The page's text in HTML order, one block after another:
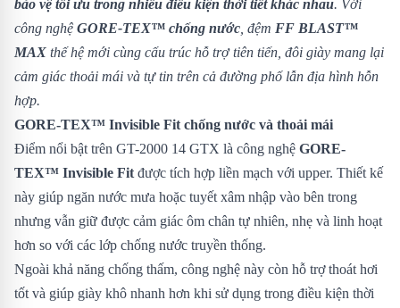
bảo vệ tối ưu trong nhiều điều kiện thời tiết khác nhau. Với
công nghệ GORE-TEX™ chống nước , đệm FF BLAST™
MAX thế hệ mới cùng cấu trúc hỗ trợ tiên tiến, đôi giày mang lại
cảm giác thoải mái và tự tin trên cả đường phố lẫn địa hình hỗn
hợp.
GORE-TEX™ Invisible Fit chống nước và thoải mái
Điểm nổi bật trên GT-2000 14 GTX là công nghệ GORE-
TEX™ Invisible Fit được tích hợp liền mạch với upper. Thiết kế
này giúp ngăn nước mưa hoặc tuyết xâm nhập vào bên trong
nhưng vẫn giữ được cảm giác ôm chân tự nhiên, nhẹ và linh hoạt
hơn so với các lớp chống nước truyền thống.
Ngoài khả năng chống thấm, công nghệ này còn hỗ trợ thoát hơi
tốt và giúp giày khô nhanh hơn khi sử dụng trong điều kiện thời